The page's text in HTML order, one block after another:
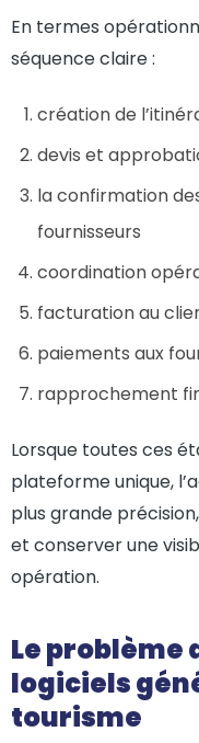
En termes
séquence claire :
création de
devis et
la confirmation
fournisseurs
coordination
facturation au
paiements aux
rapprochement
Lorsque toutes ces
plateforme unique,
plus grande
et conserver une
opération.
Le problème
logiciels
tourisme